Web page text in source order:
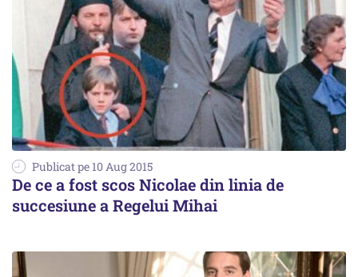
Publicat pe 10 Aug 2015
De ce a fost scos Nicolae din linia de
succesiune a Regelui Mihai